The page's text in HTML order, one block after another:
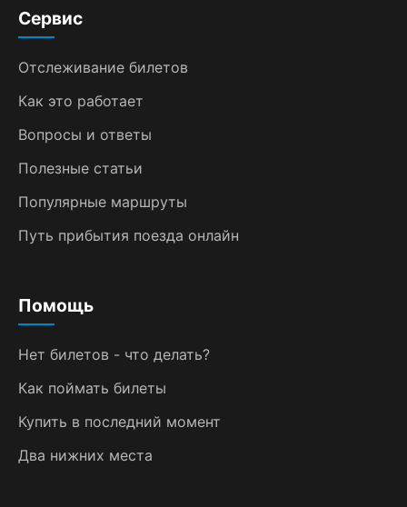
Сервис
Отслеживание билетов
Как это работает
Вопросы и ответы
Полезные статьи
Популярные маршруты
Путь прибытия поезда онлайн
Помощь
Нет билетов - что делать?
Как поймать билеты
Купить в последний момент
Два нижних места